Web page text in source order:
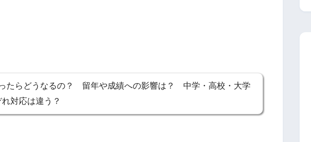
たらどうなるの？ 留年や成績への影響は？ 中学・高校・大学
対応は違う？